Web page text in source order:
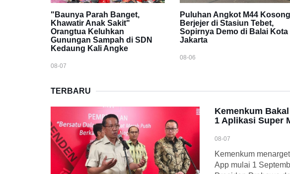
"Baunya Parah Banget,
Khawatir Anak Sakit"
Orangtua Keluhkan
Gunungan Sampah di SDN
Kedaung Kali Angke
08-07
Puluhan Angkot M44 Kosong
Berjejer di Stasiun Tebet,
Sopirnya Demo di Balai Kota
Jakarta
08-06
TERBARU
Kemenkum
1 Aplikasi Super
08-07
Kemenkum
App mulai 1